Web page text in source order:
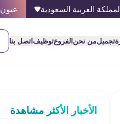
العربية السعودية عيون
تجميلمن نحنالفروعتوظيفاتصل بنا
الأخبار الأكثر مشاهدة